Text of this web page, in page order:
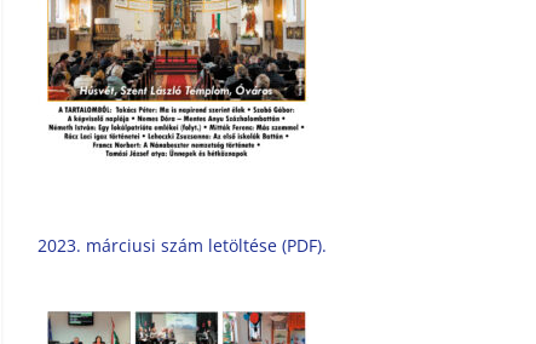
2023. márciusi szám letöltése (PDF).